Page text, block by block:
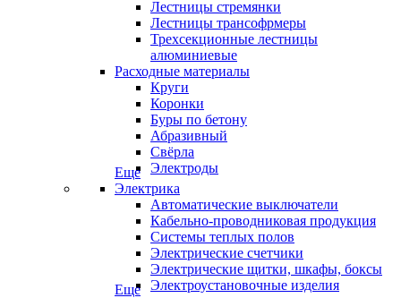
Лестницы стремянки
Лестницы трансофрмеры
Трехсекционные лестницы
алюминиевые
Расходные материалы
Круги
Коронки
Буры по бетону
Абразивный
Свёрла
Электроды
Еще
Электрика
Автоматические выключатели
Кабельно-проводниковая продукция
Системы теплых полов
Электрические счетчики
Электрические щитки, шкафы, боксы
Электроустановочные изделия
Еще